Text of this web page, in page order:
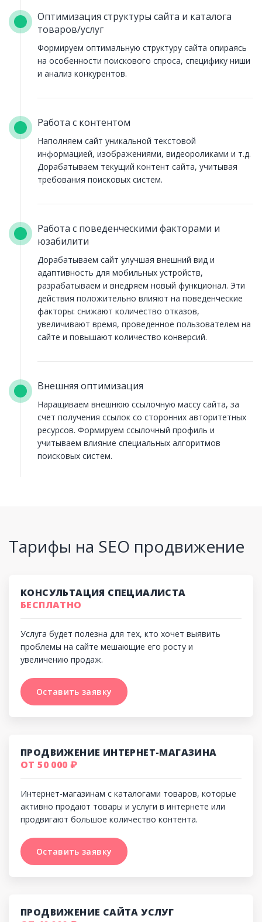
Оптимизация структуры сайта и каталога
товаров/услуг
Формируем оптимальную структуру сайта опираясь
на особенности поискового спроса, специфику ниши
и анализ конкурентов.
Работа с контентом
Наполняем сайт уникальной текстовой
информацией, изображениями, видеороликами и т.д.
Дорабатываем текущий контент сайта, учитывая
требования поисковых систем.
Работа с поведенческими факторами и
юзабилити
Дорабатываем сайт улучшая внешний вид и
адаптивность для мобильных устройств,
разрабатываем и внедряем новый функционал. Эти
действия положительно влияют на поведенческие
факторы: снижают количество отказов,
увеличивают время, проведенное пользователем на
сайте и повышают количество конверсий.
Внешняя оптимизация
Наращиваем внешнюю ссылочную массу сайта, за
счет получения ссылок со сторонних авторитетных
ресурсов. Формируем ссылочный профиль и
учитываем влияние специальных алгоритмов
поисковых систем.
Тарифы на SEO продвижение
КОНСУЛЬТАЦИЯ СПЕЦИАЛИСТА
БЕСПЛАТНО
Услуга будет полезна для тех, кто хочет выявить
проблемы на сайте мешающие его росту и
увеличению продаж.
Оставить заявку
Оставить заявку
ПРОДВИЖЕНИЕ ИНТЕРНЕТ-МАГАЗИНА
ОТ 50 000 ₽
Интернет-магазинам с каталогами товаров, которые
активно продают товары и услуги в интернете или
продвигают большое количество контента.
Оставить заявку
Оставить заявку
ПРОДВИЖЕНИЕ САЙТА УСЛУГ